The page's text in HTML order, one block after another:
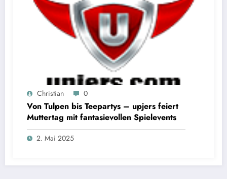
Christian 0
Von Tulpen bis Teepartys – upjers feiert
Muttertag mit fantasievollen Spielevents
2. Mai 2025